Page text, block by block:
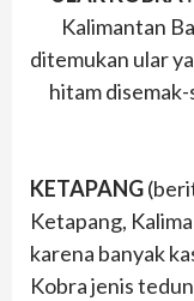
Kalimantan
ditemukan ular
hitam
KETAPANG
Ketapang,
karena banyak
Kobra jenis